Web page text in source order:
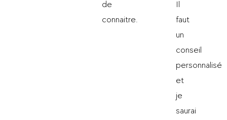
de
connaitre.
Il
faut
un
conseil
personnalisé
et
je
saurai